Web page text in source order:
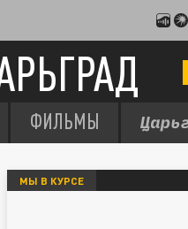
ФИЛЬМЫ
МЫ В КУРСЕ